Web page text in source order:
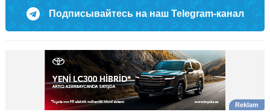
Подписывайтесь на наш Telegram-канал